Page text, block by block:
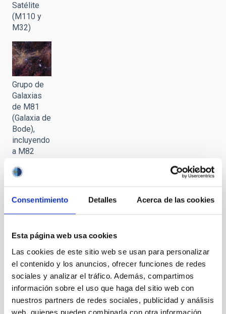
Consentimiento Detalles Acerca de las cookies
Esta página web usa cookies
Las cookies de este sitio web se usan para personalizar
el contenido y los anuncios, ofrecer funciones de redes
sociales y analizar el tráfico. Además, compartimos
información sobre el uso que haga del sitio web con
nuestros partners de redes sociales, publicidad y análisis
web, quienes pueden combinarla con otra información
Satélite
(M110 y
M32)
Grupo de
Galaxias
de M81
(Galaxia de
Bode),
incluyendo
a M82
del
Cigarro)
Inauguración
de la
exposición
"100 Lunas
cuadradas"
en el
Instituto